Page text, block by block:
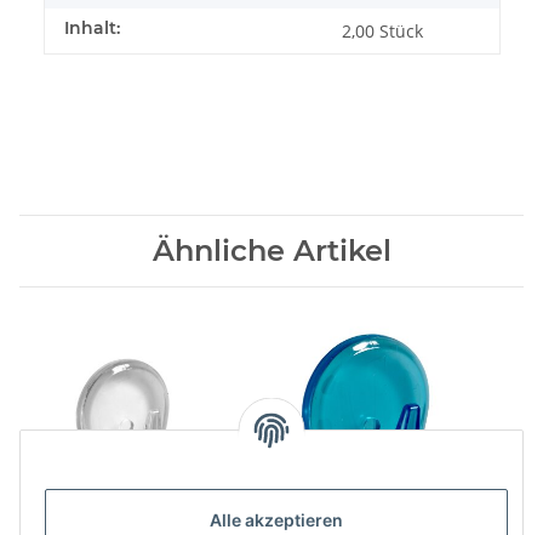
Alle akzeptieren
Inhalt: 2,00 Stück
Ähnliche Artikel